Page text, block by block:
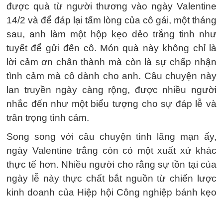
được quà từ người thương vào ngày Valentine
14/2 và để đáp lại tấm lòng của cô gái, một tháng
sau, anh làm một hộp kẹo dẻo trắng tinh như
tuyết để gửi đến cô. Món quà này không chỉ là
lời cảm ơn chân thành mà còn là sự chấp nhận
tình cảm mà cô dành cho anh. Câu chuyện này
lan truyền ngày càng rộng, được nhiều người
nhắc đến như một biểu tượng cho sự đáp lễ và
trân trọng tình cảm.
Song song với câu chuyện tình lãng mạn ấy,
ngày Valentine trắng còn có một xuất xứ khác
thực tế hơn. Nhiều người cho rằng sự tồn tại của
ngày lễ này thực chất bắt nguồn từ chiến lược
kinh doanh của Hiệp hội Công nghiệp bánh kẹo